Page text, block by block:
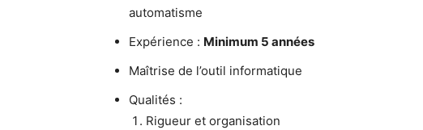
automatisme
Expérience : Minimum 5 années
Maîtrise de l’outil informatique
Qualités :
Rigueur et organisation